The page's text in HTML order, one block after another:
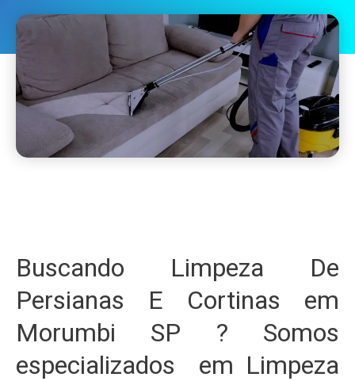
Buscando Limpeza De
Persianas E Cortinas em
Morumbi SP ? Somos
especializados em Limpeza